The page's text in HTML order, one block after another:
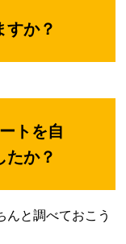
すか？
トを自
たか？
んと調べておこう